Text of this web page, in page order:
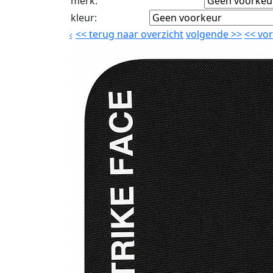
kleur:
<<terug naar overzichtvolgende>><<